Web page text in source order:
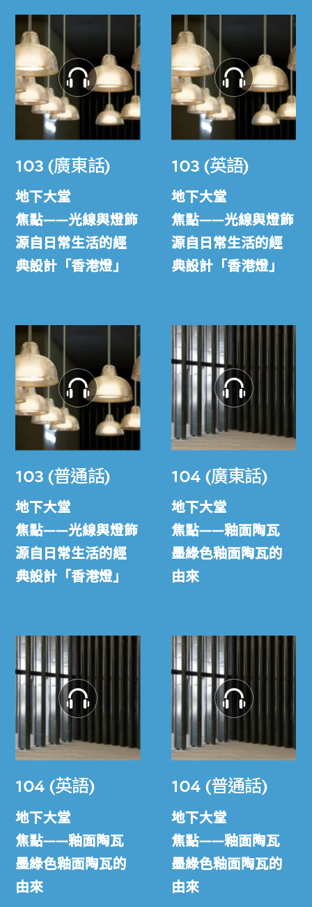
103 (廣東話)
地下大堂
焦點——光線與燈飾
源自日常生活的經
典設計「香港燈」
103 (英語)
地下大堂
焦點——光線與燈飾
源自日常生活的經
典設計「香港燈」
103 (普通話)
地下大堂
焦點——光線與燈飾
源自日常生活的經
典設計「香港燈」
104 (廣東話)
地下大堂
焦點——釉面陶瓦
墨綠色釉面陶瓦的
由來
104 (英語)
地下大堂
焦點——釉面陶瓦
墨綠色釉面陶瓦的
由來
104 (普通話)
地下大堂
焦點——釉面陶瓦
墨綠色釉面陶瓦的
由來